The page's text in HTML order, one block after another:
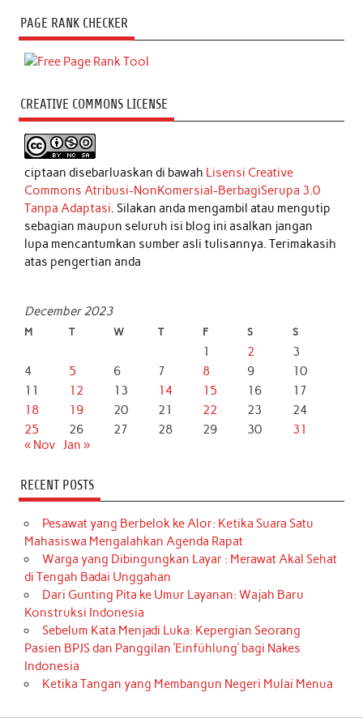
PAGE RANK CHECKER
CREATIVE COMMONS LICENSE
ciptaan disebarluaskan di bawah Lisensi Creative
Commons Atribusi-NonKomersial-BerbagiSerupa 3.0
Tanpa Adaptasi. Silakan anda mengambil atau mengutip
sebagian maupun seluruh isi blog ini asalkan jangan
lupa mencantumkan sumber asli tulisannya. Terimakasih
atas pengertian anda
December 2023
M T W T F S S
1 2
3
4
5 6 7 8 9
10
11
12 13 14 15 16
17
18
19 20 21 22 23
24
25
26 27 28 29 30
31
« Nov
Jan »
RECENT POSTS
Pesawat yang Berbelok ke Alor: Ketika Suara Satu
Mahasiswa Mengalahkan Agenda Rapat
Warga yang Dibingungkan Layar : Merawat Akal Sehat
di Tengah Badai Unggahan
Dari Gunting Pita ke Umur Layanan: Wajah Baru
Konstruksi Indonesia
Sebelum Kata Menjadi Luka: Kepergian Seorang
Pasien BPJS dan Panggilan ‘Einfühlung’ bagi Nakes
Indonesia
Ketika Tangan yang Membangun Negeri Mulai Menua